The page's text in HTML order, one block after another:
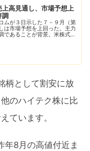
高見通し、市場予想上
調
ムが３日示した７－９月（第
は市場予想を上回った。主力
であることが背景。米株式市
柄として割安に放
のハイテク株に比
ています。
年8月の高値付近ま